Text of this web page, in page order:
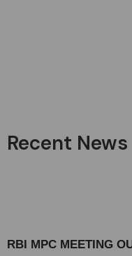
Recent News
RBI MPC MEETING